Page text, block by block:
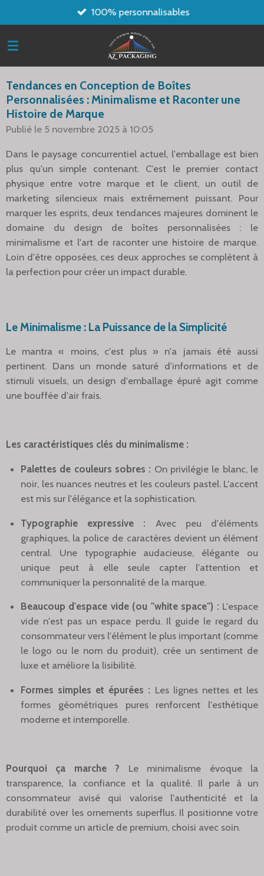
au
contenu
100% personnalisables
Tendances en Conception de Boîtes
Personnalisées : Minimalisme et Raconter une
Histoire de Marque
Publié le 5 novembre 2025 à 10:05
Dans le paysage concurrentiel actuel, l'emballage est bien
plus qu'un simple contenant. C'est le premier contact
physique entre votre marque et le client, un outil de
marketing silencieux mais extrêmement puissant. Pour
marquer les esprits, deux tendances majeures dominent le
domaine du design de boîtes personnalisées : le
minimalisme et l'art de raconter une histoire de marque.
Loin d'être opposées, ces deux approches se complètent à
la perfection pour créer un impact durable.
Le Minimalisme : La Puissance de la Simplicité
Le mantra « moins, c'est plus » n'a jamais été aussi
pertinent. Dans un monde saturé d'informations et de
stimuli visuels, un design d'emballage épuré agit comme
une bouffée d'air frais.
Les caractéristiques clés du minimalisme :
Palettes de couleurs sobres : On privilégie le blanc, le
noir, les nuances neutres et les couleurs pastel. L'accent
est mis sur l'élégance et la sophistication.
Typographie expressive : Avec peu d'éléments
graphiques, la police de caractères devient un élément
central. Une typographie audacieuse, élégante ou
unique peut à elle seule capter l'attention et
communiquer la personnalité de la marque.
Beaucoup d'espace vide (ou "white space") : L'espace
vide n'est pas un espace perdu. Il guide le regard du
consommateur vers l'élément le plus important (comme
le logo ou le nom du produit), crée un sentiment de
luxe et améliore la lisibilité.
Formes simples et épurées : Les lignes nettes et les
formes géométriques pures renforcent l'esthétique
moderne et intemporelle.
Pourquoi ça marche ? Le minimalisme évoque la
transparence, la confiance et la qualité. Il parle à un
consommateur avisé qui valorise l'authenticité et la
durabilité over les ornements superflus. Il positionne votre
produit comme un article de premium, choisi avec soin.